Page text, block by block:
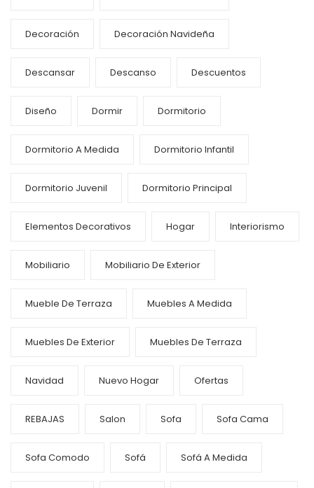
Decoración Decoración Navideña
Descansar Descanso Descuentos
Diseño Dormir Dormitorio
Dormitorio A Medida Dormitorio Infantil
Dormitorio Juvenil Dormitorio Principal
Elementos Decorativos Hogar Interiorismo
Mobiliario Mobiliario De Exterior
Mueble De Terraza Muebles A Medida
Muebles De Exterior Muebles De Terraza
Navidad Nuevo Hogar Ofertas
REBAJAS Salon Sofa Sofa Cama
Sofa Comodo Sofá Sofá A Medida